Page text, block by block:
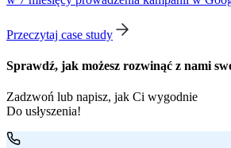
Przeczytaj case study
Sprawdź, jak możesz rozwinąć z nami
Zadzwoń lub napisz, jak Ci wygodnie
Do usłyszenia!